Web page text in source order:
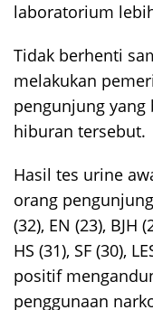
laboratorium
Tidak berhenti
melakukan
pengunjung
hiburan tersebut.
Hasil tes urine
orang pengunjung
(32), EN (23), BJH
HS (31), SF (30),
positif
penggunaan